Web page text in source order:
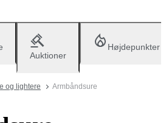
Auktioner
Højdepunkter
og lightere Armbåndsure